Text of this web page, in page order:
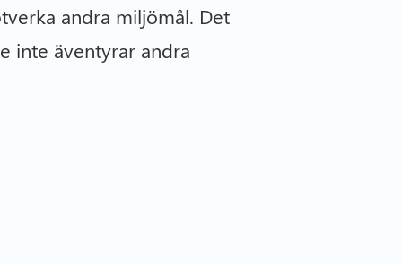
andra miljömål. Det
inte äventyrar andra